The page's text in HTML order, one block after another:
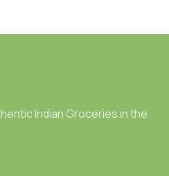
Indian Groceries in the